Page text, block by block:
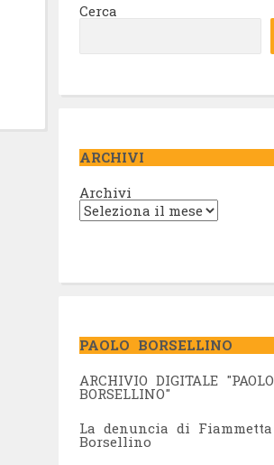
Cerca
ARCHIVI
Archivi
PAOLO BORSELLINO
ARCHIVIO DIGITALE "PAOLO
BORSELLINO"
La denuncia di Fiammetta
Borsellino